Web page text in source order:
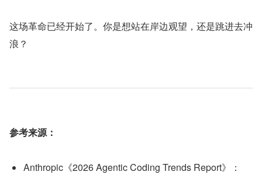
这场革命已经开始了。你是想站在岸边观望，还是跳进去冲
浪？
参考来源：
Anthropic《2026 Agentic Coding Trends Report》：